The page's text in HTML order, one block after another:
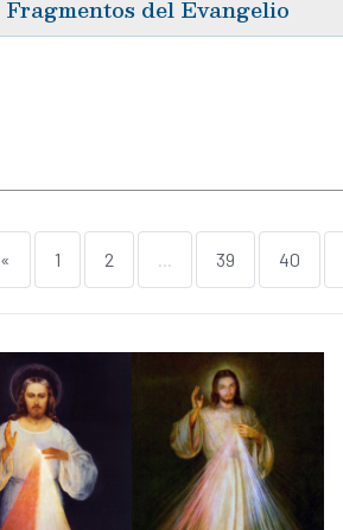
Fragmentos del Evangelio
« 1 2 ... 39 40